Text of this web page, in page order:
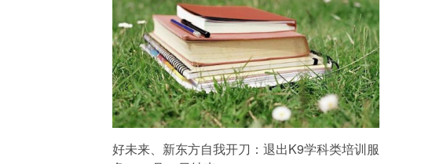
好未来、新东方自我开刀：退出K9学科类培训服